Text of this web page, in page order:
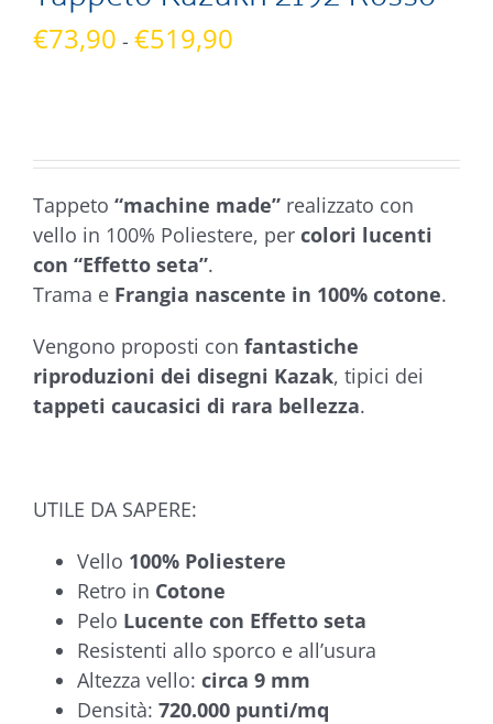
€73,90 - €519,90
€519,90
Tappeto “machine made” realizzato con
vello in 100% Poliestere, per colori lucenti
con “Effetto seta”.
Trama e Frangia nascente in 100% cotone.
Vengono proposti con fantastiche
riproduzioni dei disegni Kazak, tipici dei
tappeti caucasici di rara bellezza.
UTILE DA SAPERE:
Vello 100% Poliestere
Retro in Cotone
Pelo Lucente con Effetto seta
Resistenti allo sporco e all’usura
Altezza vello: circa 9 mm
Densità: 720.000 punti/mq